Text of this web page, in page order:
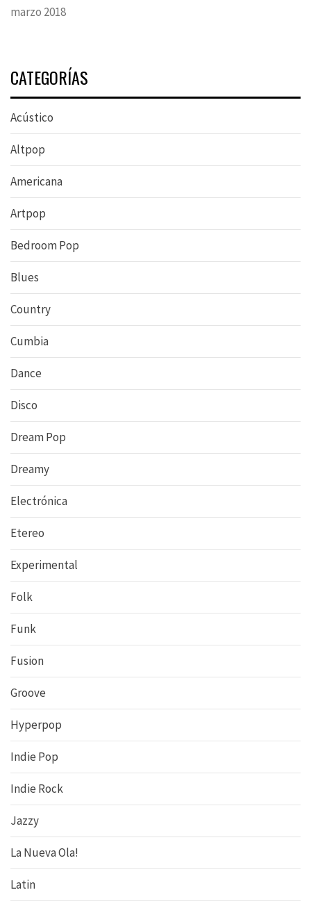
marzo 2018
CATEGORÍAS
Acústico
Altpop
Americana
Artpop
Bedroom Pop
Blues
Country
Cumbia
Dance
Disco
Dream Pop
Dreamy
Electrónica
Etereo
Experimental
Folk
Funk
Fusion
Groove
Hyperpop
Indie Pop
Indie Rock
Jazzy
La Nueva Ola!
Latin